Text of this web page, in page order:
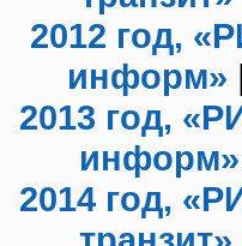
2012 год,
информ»
2013 год,
информ»
2014 год,